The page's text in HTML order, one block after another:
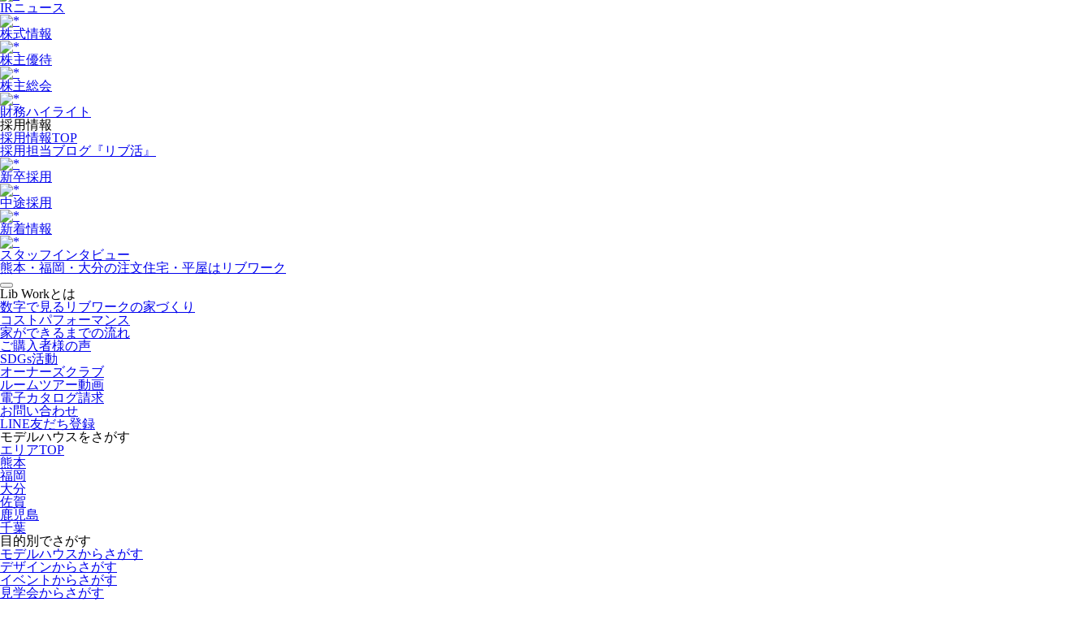
IRニュース
株式情報
株主優待
株主総会
財務ハイライト
採用情報
採用情報TOP
採用担当ブログ『リブ活』
新卒採用
中途採用
新着情報
スタッフインタビュー
熊本・福岡・大分の注文住宅・平屋はリブワーク
Lib Workとは
数字で見るリブワークの家づくり
コストパフォーマンス
家ができるまでの流れ
ご購入者様の声
SDGs活動
オーナーズクラブ
ルームツアー動画
電子カタログ請求
お問い合わせ
LINE友だち登録
モデルハウスをさがす
エリアTOP
熊本
福岡
大分
佐賀
鹿児島
千葉
目的別でさがす
モデルハウスからさがす
デザインからさがす
イベントからさがす
見学会からさがす